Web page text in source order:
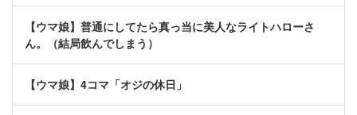
【ウマ娘】普通にしてたら真っ当に美人なライトハローさ
ん。（結局飲んでしまう）
【ウマ娘】4コマ「オジの休日」